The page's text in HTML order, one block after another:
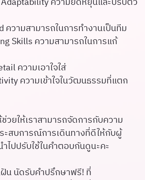
ความสามารถในการทำงานเป็นทีม
Skills ความสามารถในการแก้
ความเอาใจใส่
ความเข้าใจในวัฒนธรรมที่แตก
วยให้เราสามารถจัดการกับความ
ะสบการณ์การเดินทางที่ดีให้กับผู้
ไปปรับใช้ในคำตอบกันดูนะคะ
น นัดรับคำปรึกษาฟรี! ที่